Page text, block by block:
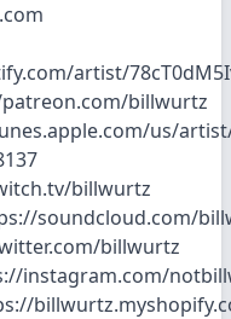
artist/
billwurtz
us/
billwurtz
soundcloud.com/
billwurtz
instagram.com/